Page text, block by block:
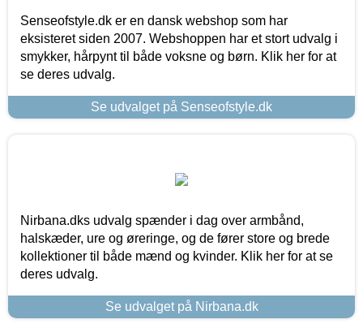
Senseofstyle.dk er en dansk webshop som har
eksisteret siden 2007. Webshoppen har et stort udvalg i
smykker, hårpynt til både voksne og børn. Klik her for at
se deres udvalg.
Se udvalget på Senseofstyle.dk
Nirbana.dks udvalg spænder i dag over armbånd,
halskæder, ure og øreringe, og de fører store og brede
kollektioner til både mænd og kvinder. Klik her for at se
deres udvalg.
Se udvalget på Nirbana.dk